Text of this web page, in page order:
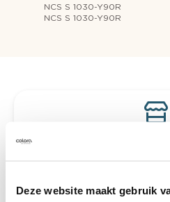
Deze website maakt gebruik
NCS S 1030-Y90R
NCS S 1030-Y90R
Ontdek er
Bekijk er de